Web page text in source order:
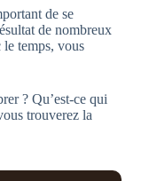
de se
de nombreux
le temps, vous
? Qu’est-ce qui
trouverez la